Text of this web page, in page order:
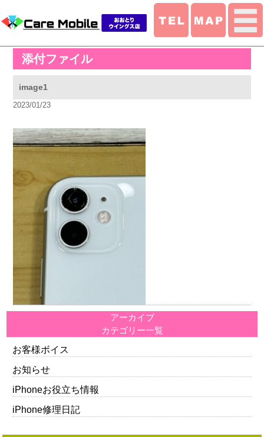
添付ファイル
image1
2023/01/23
アーカイブ
カテゴリー一覧
お客様ボイス
お知らせ
iPhoneお役立ち情報
iPhone修理日記